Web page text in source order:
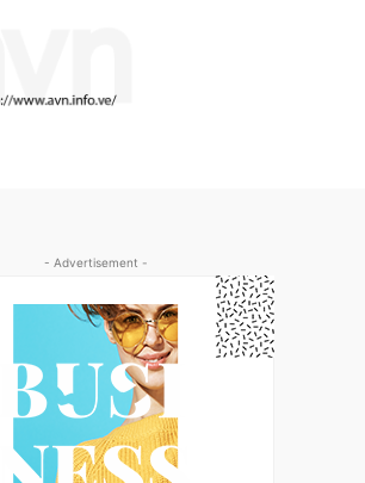
- Advertisement -